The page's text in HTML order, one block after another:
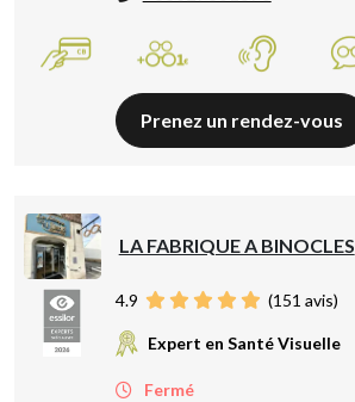
Prenez un rendez-vous
LA FABRIQUE A BINOCLES
4.9 (151 avis)
Expert en Santé Visuelle
Fermé